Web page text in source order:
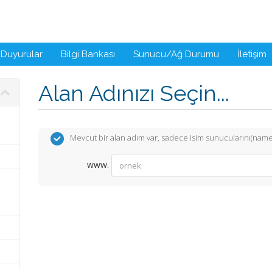
Duyurular Bilgi Bankası Sunucu/Ağ Durumu İletişim
Alan Adınızı Seçin...
Mevcut bir alan adım var, sadece isim
www.